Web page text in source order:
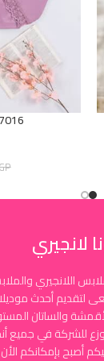
لانجيري
اللانجيري
دائماً ما نسعى لتقديم أحدث
والساتان
من خلال أكثر من 300 موزع للشركة
أصبح بإمكانكم